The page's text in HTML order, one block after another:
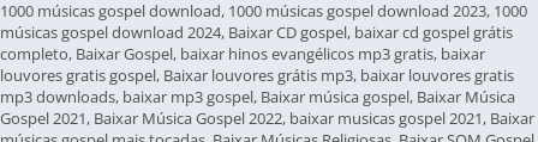
1000 músicas gospel download, 1000 músicas gospel download 2023, 1000
músicas gospel download 2024, Baixar CD gospel, baixar cd gospel grátis
completo, Baixar Gospel, baixar hinos evangélicos mp3 gratis, baixar
louvores gratis gospel, Baixar louvores grátis mp3, baixar louvores gratis
mp3 downloads, baixar mp3 gospel, Baixar música gospel, Baixar Música
Gospel 2021, Baixar Música Gospel 2022, baixar musicas gospel 2021, Baixar